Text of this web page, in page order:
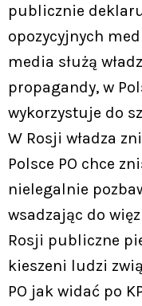
publicznie
opozycyjnych
media służą
propagandy, w
wykorzystuje do
W Rosji władza
Polsce PO chce
nielegalnie
wsadzając do
Rosji publiczne
kieszeni ludzi
PO jak widać po